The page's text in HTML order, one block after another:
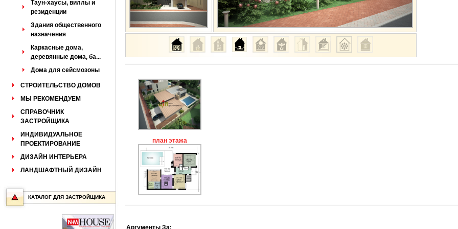
Таун-хаусы, виллы и
резиденции
Здания общественного
назначения
Каркасные дома,
деревянные дома, ба...
Дома для сейсмозоны
СТРОИТЕЛЬСТВО ДОМОВ
МЫ РЕКОМЕНДУЕМ
СПРАВОЧНИК
ЗАСТРОЙЩИКА
ИНДИВИДУАЛЬНОЕ
ПРОЕКТИРОВАНИЕ
ДИЗАЙН ИНТЕРЬЕРА
ЛАНДШАФТНЫЙ ДИЗАЙН
КАТАЛОГ ДЛЯ ЗАСТРОЙЩИКА
план этажа
Аргументы За: